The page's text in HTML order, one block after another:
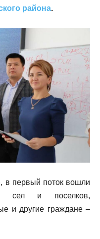
района.
в первый поток вошли
сел и поселков,
и другие граждане –